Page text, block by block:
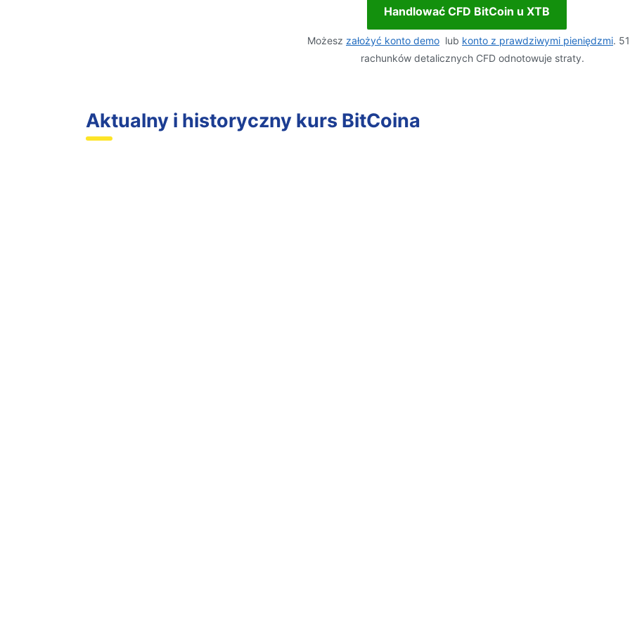
Handlować CFD BitCoin u XTB
Możesz założyć konto demo lub konto z prawdziwymi pieniędzmi.
rachunków detalicznych CFD odnotowuje straty.
Aktualny i historyczny kurs BitCoina